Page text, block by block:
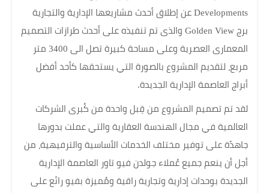
Developments عن إطلاق أحدث مشاريعها الإدارية والتجارية
برج Golden View والذى تم تنفيذه على أحدث طرازات التصميم
المعمارى العصرية وعلى مساحة كبيرة تصل الى 3400 متر
مربع، لتقديم المشروع بالصورة التي يستحقها كأحد أفضل
أبراج العاصمة الإدارية الجديدة.
لقد تم تصميم المشروع من قِبل واحدة من كُبرى الشركات
العالمية في مجال الهندسة العقارية والتي عملت بدورها
جاهدًة على توفير مختلف الخدمات الأساسية والترفيهية، من
أجل أن ينعم جميع عُملاء جولدن فيو تاور العاصمة الإدارية
الجديدة بوحدات إدارية وتجارية راقية ومُميزة بفيو رائع على